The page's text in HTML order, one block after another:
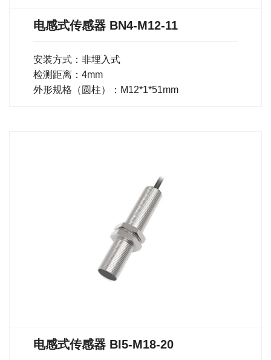
电感式传感器 BN4-M12-11
安装方式：非埋入式
检测距离：4mm
外形规格（圆柱）：M12*1*51mm
电感式传感器 BI5-M18-20